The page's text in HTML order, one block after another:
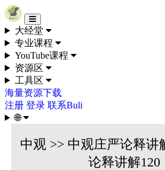
Skip to content
大经堂
专业课程
YouTube课程
资源区
工具区
海量资源下载
注册 登录 联系Buli
🌐
中观 >> 中观庄严论释讲
论释讲解120